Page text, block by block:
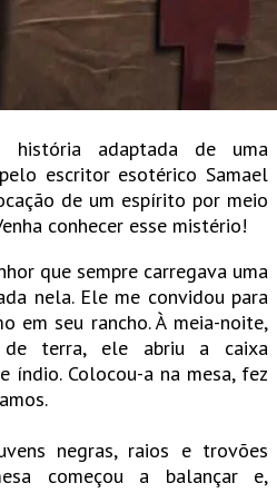
adaptada de uma
escritor esotérico Samael
de um espírito por meio
conhecer esse mistério!
que sempre carregava uma
nela. Ele me convidou para
em seu rancho. À meia-noite,
terra, ele abriu a caixa
índio. Colocou-a na mesa, fez
negras, raios e trovões
começou a balançar e,